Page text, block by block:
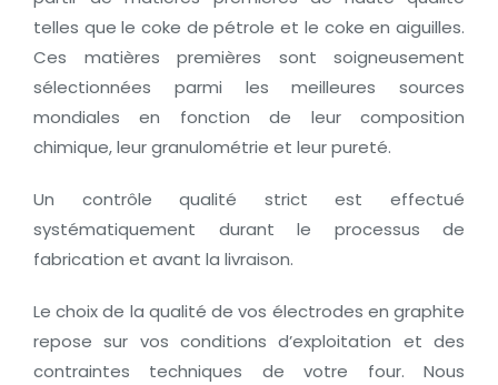
telles que le coke de pétrole et le coke en aiguilles.
Ces matières premières sont soigneusement
sélectionnées parmi les meilleures sources
mondiales en fonction de leur composition
chimique, leur granulométrie et leur pureté.
Un contrôle qualité strict est effectué
systématiquement durant le processus de
fabrication et avant la livraison.
Le choix de la qualité de vos électrodes en graphite
repose sur vos conditions d’exploitation et des
contraintes techniques de votre four. Nous